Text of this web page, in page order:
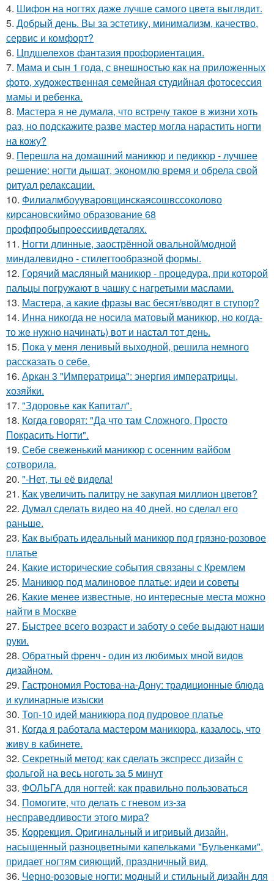
4. Шифон на ногтях даже лучше самого цвета выглядит.
5. Добрый день. Вы за эстетику, минимализм, качество,
сервис и комфорт?
6. Цпдшелехов фантазия профориентация.
7. Мама и сын 1 года, с внешностью как на приложенных
фото, художественная семейная студийная фотосессия
мамы и ребенка.
8. Мастера я не думала, что встречу такое в жизни хоть
раз, но подскажите разве мастер могла нарастить ногти
на кожу?
9. Перешла на домашний маникюр и педикюр - лучшее
решение: ногти дышат, экономлю время и обрела свой
ритуал релаксации.
10. Филиалмбоууваровщинскаясошвссоколово
кирсановскиймо образование 68
профпробыпроессиивдеталях.
11. Ногти длинные, заострённой овальной/модной
миндалевидно - стилеттообразной формы.
12. Горячий масляный маникюр - процедура, при которой
пальцы погружают в чашку с нагретыми маслами.
13. Мастера, а какие фразы вас бесят/вводят в ступор?
14. Инна никогда не носила матовый маникюр, но когда-
то же нужно начинать) вот и настал тот день.
15. Пока у меня ленивый выходной, решила немного
рассказать о себе.
16. Аркан 3 "Императрица": энергия императрицы,
хозяйки.
17. "Здоровье как Капитал".
18. Когда говорят: "Да что там Сложного, Просто
Покрасить Ногти".
19. Себе свеженький маникюр с осенним вайбом
сотворила.
20. "-Нет, ты её видела!
21. Как увеличить палитру не закупая миллион цветов?
22. Думал сделать видео на 40 дней, но сделал его
раньше.
23. Как выбрать идеальный маникюр под грязно-розовое
платье
24. Какие исторические события связаны с Кремлем
25. Маникюр под малиновое платье: идеи и советы
26. Какие менее известные, но интересные места можно
найти в Москве
27. Быстрее всего возраст и заботу о себе выдают наши
руки.
28. Обратный френч - один из любимых мной видов
дизайном.
29. Гастрономия Ростова-на-Дону: традиционные блюда
и кулинарные изыски
30. Топ-10 идей маникюра под пудровое платье
31. Когда я работала мастером маникюра, казалось, что
живу в кабинете.
32. Секретный метод: как сделать экспресс дизайн с
фольгой на весь ноготь за 5 минут
33. ФОЛЬГА для ногтей: как правильно пользоваться
34. Помогите, что делать с гневом из-за
несправедливости этого мира?
35. Коррекция. Оригинальный и игривый дизайн,
насыщенный разноцветными капельками "Бульенками",
придает ногтям сияющий, праздничный вид.
36. Черно-розовые ногти: модный и стильный дизайн для